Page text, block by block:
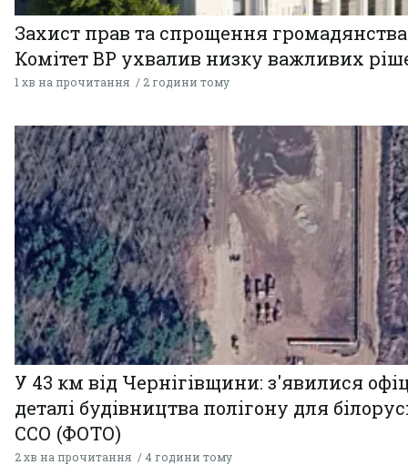
Захист прав та спрощення
Комітет ВР ухвалив низку важливих
1 хв на прочитання 2 години тому
У 43 км від Чернігівщини: з'явилися
деталі будівництва полігону для
ССО (ФОТО)
2 хв на прочитання 4 години тому